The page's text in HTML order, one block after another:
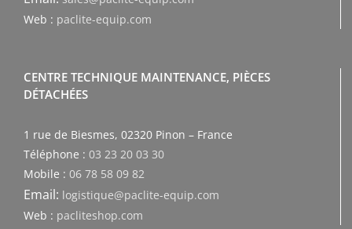
Web : paclite-equip.com
CENTRE TECHNIQUE MAINTENANCE, PIÈCES
DÉTACHÉES
1 rue de Biesmes, 02320 Pinon – France
Téléphone : 03 23 20 03 30
Mobile : 06 78 58 09 82
Email: logistique@paclite-equip.com
Web : pacliteshop.com